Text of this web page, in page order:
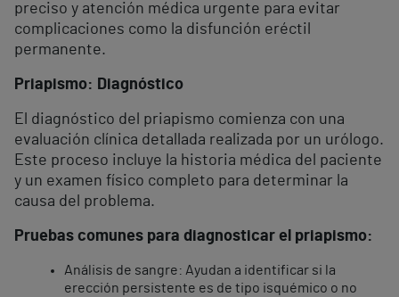
preciso y atención médica urgente para evitar
complicaciones como la disfunción eréctil
permanente.
Priapismo: Diagnóstico
El diagnóstico del priapismo comienza con una
evaluación clínica detallada realizada por un urólogo.
Este proceso incluye la historia médica del paciente
y un examen físico completo para determinar la
causa del problema.
Pruebas comunes para diagnosticar el priapismo:
Análisis de sangre: Ayudan a identificar si la
erección persistente es de tipo isquémico o no